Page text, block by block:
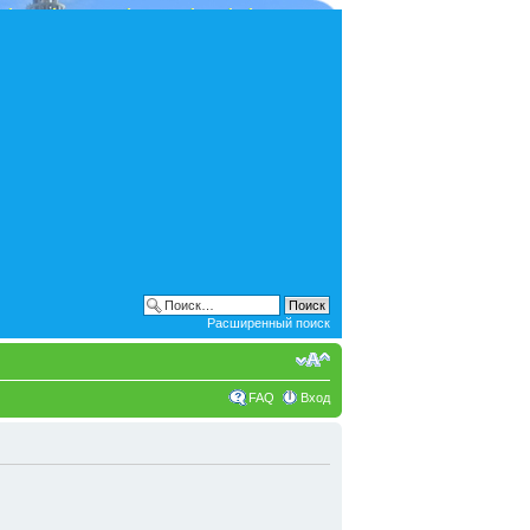
Расширенный поиск
FAQ Вход